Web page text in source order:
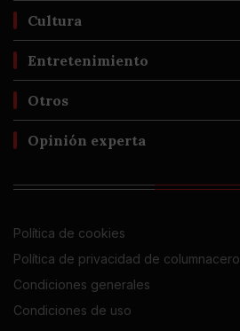
Cultura
Entretenimiento
Otros
Opinión experta
Política de cookies
Política de privacidad de columnacero
Condiciones generales
Condiciones de uso